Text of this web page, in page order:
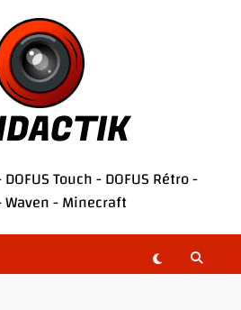
DOFUS Touch-DOFUS Rétro-
Waven-Minecraft